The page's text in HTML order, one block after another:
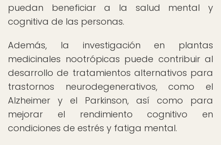
puedan beneficiar a la salud mental y
cognitiva de las personas.
Además, la investigación en plantas
medicinales nootrópicas puede contribuir al
desarrollo de tratamientos alternativos para
trastornos neurodegenerativos, como el
Alzheimer y el Parkinson, así como para
mejorar el rendimiento cognitivo en
condiciones de estrés y fatiga mental.